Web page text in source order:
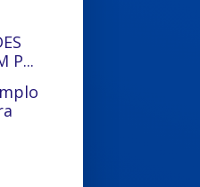
P...